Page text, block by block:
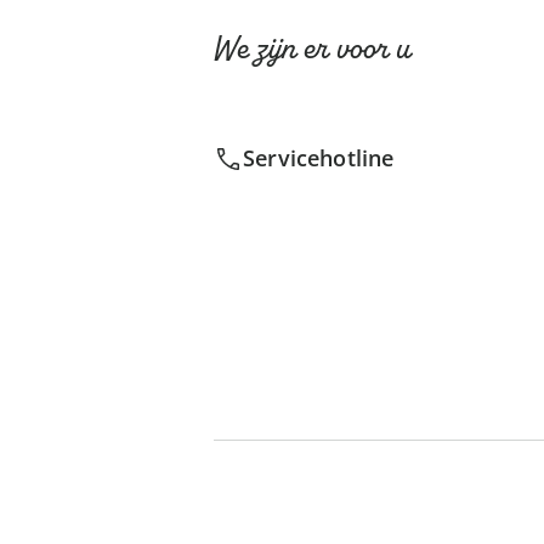
We zijn er voor u
Servicehotline